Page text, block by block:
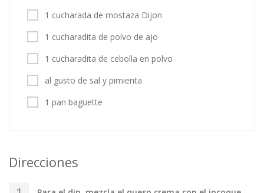
1 cucharada de mostaza Dijon
1 cucharadita de polvo de ajo
1 cucharadita de cebolla en polvo
al gusto de sal y pimienta
1 pan baguette
Direcciones